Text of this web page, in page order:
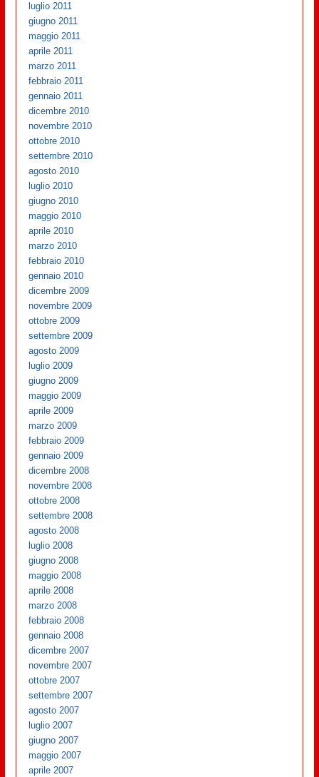
luglio 2011
giugno 2011
maggio 2011
aprile 2011
marzo 2011
febbraio 2011
gennaio 2011
dicembre 2010
novembre 2010
ottobre 2010
settembre 2010
agosto 2010
luglio 2010
giugno 2010
maggio 2010
aprile 2010
marzo 2010
febbraio 2010
gennaio 2010
dicembre 2009
novembre 2009
ottobre 2009
settembre 2009
agosto 2009
luglio 2009
giugno 2009
maggio 2009
aprile 2009
marzo 2009
febbraio 2009
gennaio 2009
dicembre 2008
novembre 2008
ottobre 2008
settembre 2008
agosto 2008
luglio 2008
giugno 2008
maggio 2008
aprile 2008
marzo 2008
febbraio 2008
gennaio 2008
dicembre 2007
novembre 2007
ottobre 2007
settembre 2007
agosto 2007
luglio 2007
giugno 2007
maggio 2007
aprile 2007